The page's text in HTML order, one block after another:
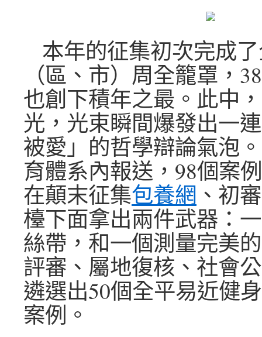
本年的征集初次完成
（區、市）周全籠罩，
也創下積年之最。此中
光，光束瞬間爆發出一
被愛」的哲學辯論氣泡
育體系內報送，98個案
在顛末征集包養網 、初
檯下面拿出兩件武器：
絲帶，和一個測量完美
評審、屬地復核、社會
遴選出50個全平易近健
案例。